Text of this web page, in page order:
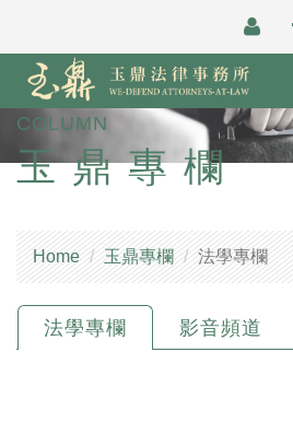
COLUMN
玉鼎專欄
Home 玉鼎專欄 法學專欄
法學專欄 影音頻道